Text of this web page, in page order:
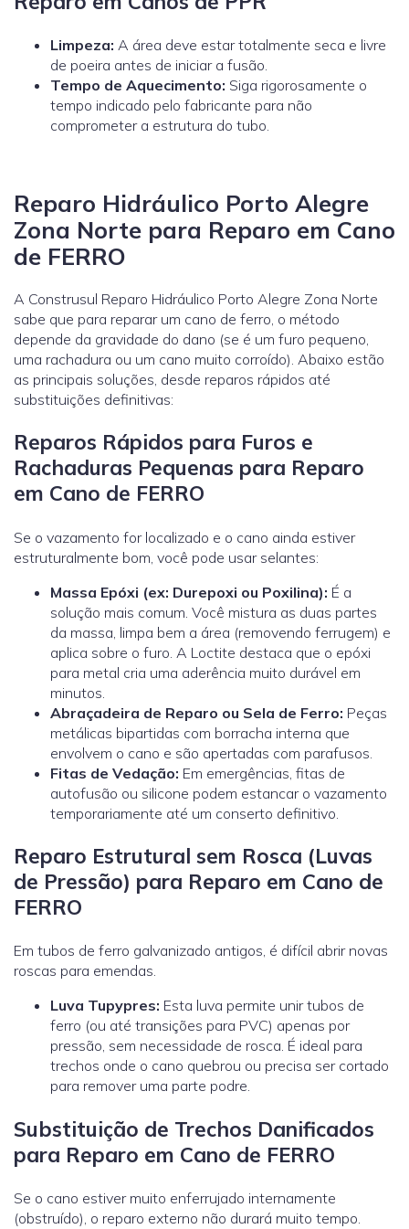
Limpeza: A área deve estar totalmente seca e livre
de poeira antes de iniciar a fusão.
Tempo de Aquecimento: Siga rigorosamente o
tempo indicado pelo fabricante para não
comprometer a estrutura do tubo.
Reparo Hidráulico Porto Alegre
Zona Norte para Reparo em Cano
de FERRO
A Construsul Reparo Hidráulico Porto Alegre Zona Norte
sabe que para reparar um cano de ferro, o método
depende da gravidade do dano (se é um furo pequeno,
uma rachadura ou um cano muito corroído). Abaixo estão
as principais soluções, desde reparos rápidos até
substituições definitivas:
Reparos Rápidos para Furos e
Rachaduras Pequenas para Reparo
em Cano de FERRO
Se o vazamento for localizado e o cano ainda estiver
estruturalmente bom, você pode usar selantes:
Massa Epóxi (ex: Durepoxi ou Poxilina): É a
solução mais comum. Você mistura as duas partes
da massa, limpa bem a área (removendo ferrugem) e
aplica sobre o furo. A Loctite destaca que o epóxi
para metal cria uma aderência muito durável em
minutos.
Abraçadeira de Reparo ou Sela de Ferro: Peças
metálicas bipartidas com borracha interna que
envolvem o cano e são apertadas com parafusos.
Fitas de Vedação: Em emergências, fitas de
autofusão ou silicone podem estancar o vazamento
temporariamente até um conserto definitivo.
Reparo Estrutural sem Rosca (Luvas
de Pressão) para Reparo em Cano de
FERRO
Em tubos de ferro galvanizado antigos, é difícil abrir novas
roscas para emendas.
Luva Tupypres: Esta luva permite unir tubos de
ferro (ou até transições para PVC) apenas por
pressão, sem necessidade de rosca. É ideal para
trechos onde o cano quebrou ou precisa ser cortado
para remover uma parte podre.
Substituição de Trechos Danificados
para Reparo em Cano de FERRO
Se o cano estiver muito enferrujado internamente
(obstruído), o reparo externo não durará muito tempo.